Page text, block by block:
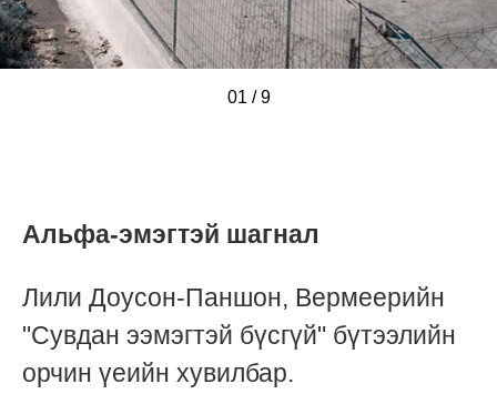
01 / 9
////////
Альфа-эмэгтэй шагнал
Лили Доусон-Паншон, Вермеерийн
"Сувдан ээмэгтэй бүсгүй" бүтээлийн
орчин үеийн хувилбар.